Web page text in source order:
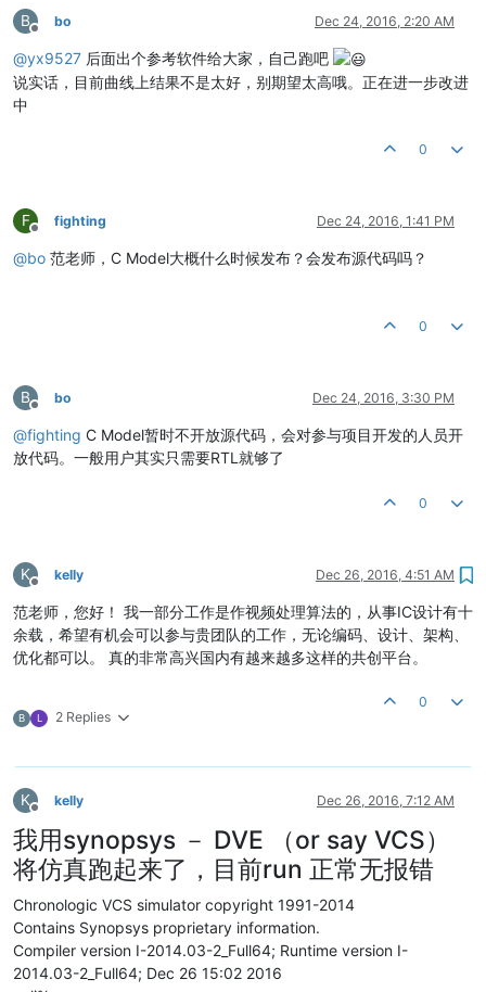
B
Offline
bo Dec 24, 2016, 2:20 AM
@yx9527 后面出个参考软件给大家，自己跑吧
说实话，目前曲线上结果不是太好，别期望太高哦。正在进一步改进
中
0
F
Offline
fighting Dec 24, 2016, 1:41 PM
@bo 范老师，C Model大概什么时候发布？会发布源代码吗？
0
B
Offline
bo Dec 24, 2016, 3:30 PM
@fighting C Model暂时不开放源代码，会对参与项目开发的人员开
放代码。一般用户其实只需要RTL就够了
0
K
Offline
kelly Dec 26, 2016, 4:51 AM
范老师，您好！ 我一部分工作是作视频处理算法的，从事IC设计有十
余载，希望有机会可以参与贵团队的工作，无论编码、设计、架构、
优化都可以。 真的非常高兴国内有越来越多这样的共创平台。
B L 2 Replies
0
K
Offline
kelly Dec 26, 2016, 7:12 AM
我用synopsys － DVE （or say VCS）
将仿真跑起来了，目前run 正常无报错
Chronologic VCS simulator copyright 1991-2014
Contains Synopsys proprietary information.
Compiler version I-2014.03-2_Full64; Runtime version I-
2014.03-2_Full64; Dec 26 15:02 2016